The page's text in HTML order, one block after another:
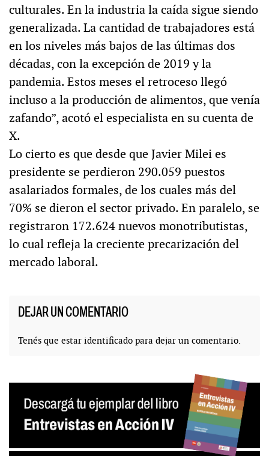
culturales. En la industria la caída sigue siendo
generalizada. La cantidad de trabajadores está
en los niveles más bajos de las últimas dos
décadas, con la excepción de 2019 y la
pandemia. Estos meses el retroceso llegó
incluso a la producción de alimentos, que venía
zafando”, acotó el especialista en su cuenta de
X.
Lo cierto es que desde que Javier Milei es
presidente se perdieron 290.059 puestos
asalariados formales, de los cuales más del
70% se dieron el sector privado. En paralelo, se
registraron 172.624 nuevos monotributistas,
lo cual refleja la creciente precarización del
mercado laboral.
DEJAR UN COMENTARIO
Tenés que estar identificado para dejar un comentario.